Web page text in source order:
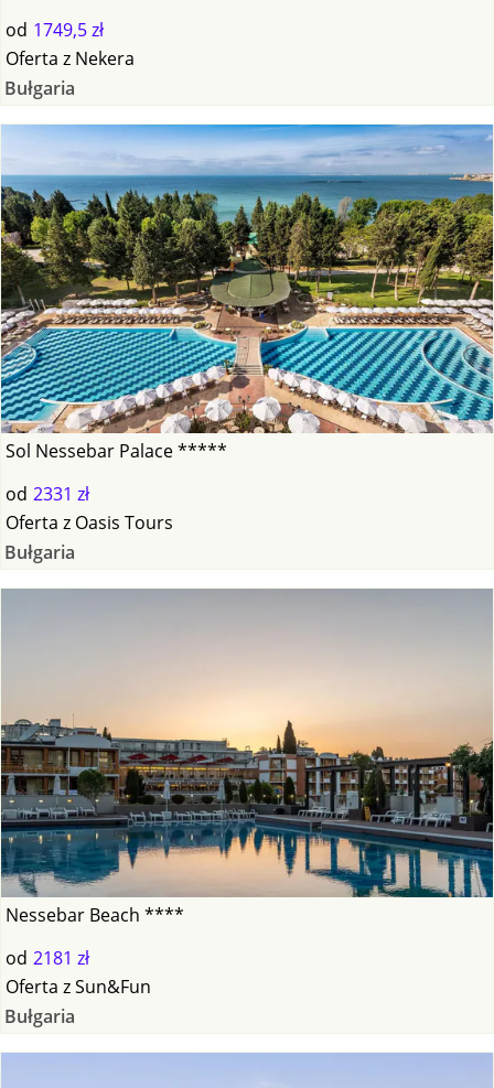
od 1749,5 zł
Oferta z Nekera
Bułgaria
Sol Nessebar Palace *****
od 2331 zł
Oferta z Oasis Tours
Bułgaria
Nessebar Beach ****
od 2181 zł
Oferta zSun&Fun
Bułgaria